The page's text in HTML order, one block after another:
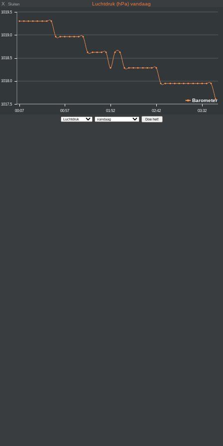
X Sluiten Luchtdruk (hPa) vandaag